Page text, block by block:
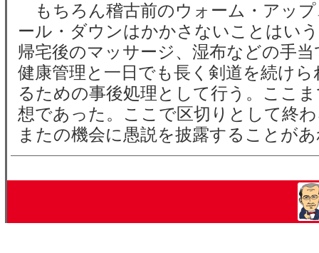
もちろん稽古前のウォーム・アップ
ール・ダウンはかかさないことはい
帰宅後のマッサージ、湿布などの手
健康管理と一日でも長く剣道を続け
るための事後処理として行う。ここ
想であった。ここで区切りとして終
またの機会に愚説を披露することが